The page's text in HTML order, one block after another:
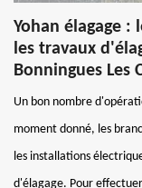
Yohan élagage
les travaux
Bonningues Les
Un bon nombre
moment donné, les
les installations
d'élagage. Pour